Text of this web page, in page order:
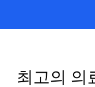
최고의 의